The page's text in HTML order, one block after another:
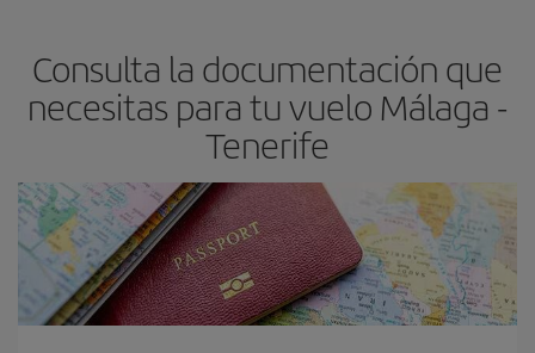
avión más baratos te saldrán. Además, si buscas los vuelos con
las fechas y los horarios del viaje un poco abiertos, podráselegir
el precio más barato.
Consulta la documentación que
necesitas para tu vuelo Málaga -
Tenerife